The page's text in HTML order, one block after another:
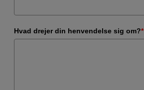
Hvad drejer din henvendelse sig om?*